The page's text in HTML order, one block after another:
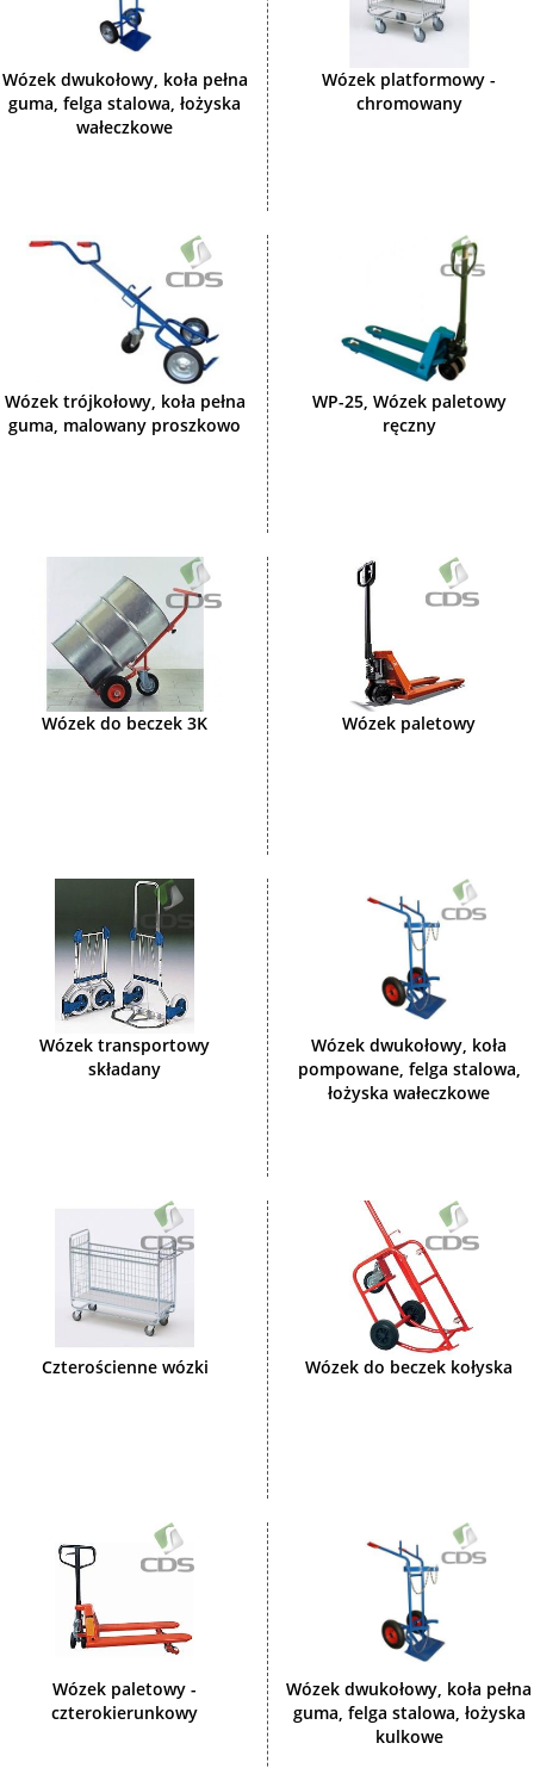
Wózek dwukołowy, koła pełna
guma, felga stalowa, łożyska
wałeczkowe
Wózek platformowy -
chromowany
Wózek trójkołowy, koła pełna
guma, malowany proszkowo
WP-25, Wózek paletowy
ręczny
Wózek do beczek 3K Wózek paletowy
Wózek transportowy
składany
Wózek dwukołowy, koła
pompowane, felga stalowa,
łożyska wałeczkowe
Czterościenne wózki Wózek do beczek kołyska
Wózek paletowy -
czterokierunkowy
Wózek dwukołowy, koła pełna
guma, felga stalowa, łożyska
kulkowe